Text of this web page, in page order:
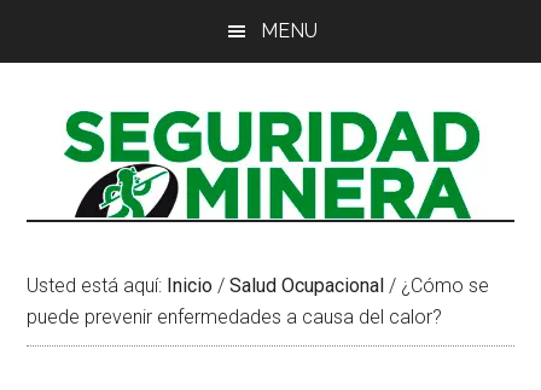
principal
MENU
Usted está aquí: Inicio / Salud Ocupacional / ¿Cómo se
puede prevenir enfermedades a causa del calor?